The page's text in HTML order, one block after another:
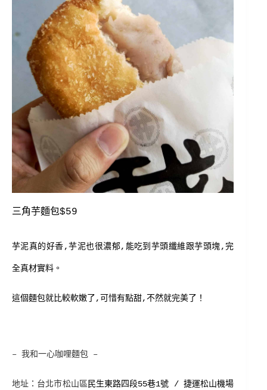
三角芋麵包$59
芋泥真的好香,芋泥也很濃郁,能吃到芋頭纖維跟芋頭塊,完
全真材實料。
這個麵包就比較軟嫩了,可惜有點甜,不然就完美了！
– 我和一心咖哩麵包 –
地址： 台北市松山區 民生東路四段55巷1號 / 捷運松山機場